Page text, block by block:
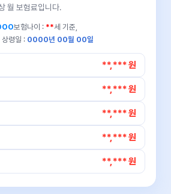
월 보험료입니다.
보험나이 : **세 기준,
상령일 : 0000년 00월 00일
**,*** 원
**,*** 원
**,*** 원
**,*** 원
**,*** 원